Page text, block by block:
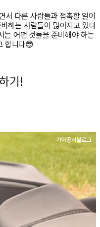
서 다른 사람들과 접촉할 일이
하는 사람들이 많아지고 있다
는 어떤 것들을 준비해야 하는
합니다😎
기!